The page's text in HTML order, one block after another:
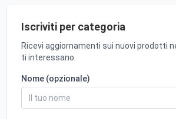
Iscriviti per categoria
Ricevi aggiornamenti sui nuovi prodotti
ti interessano.
Nome (opzionale)